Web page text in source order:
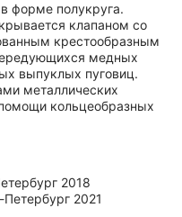
форме полукруга.
клапаном со
крестообразным
медных
выпуклых пуговиц.
металлических
кольцеобразных
2018
2021